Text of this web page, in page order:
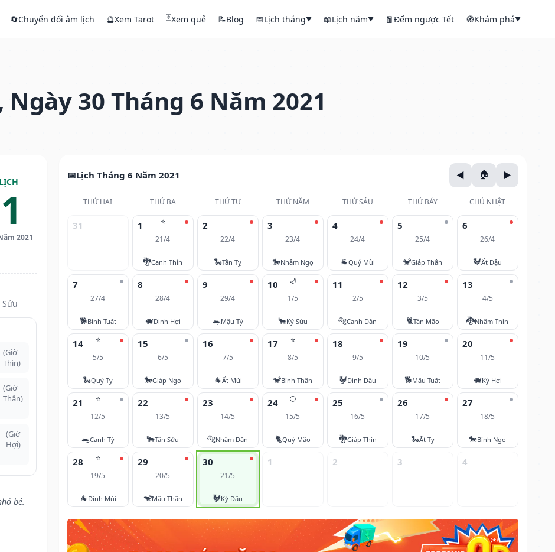
🔄Chuyển đổi âm lịch 🔮Xem Tarot 🃏Xem quẻ 📝Blog 📅Lịch tháng▼ 📖Lịch năm▼ 🧧Đếm ngược Tết 🧭Khám phá▼
30 Tháng 6 Năm 2021
2021
(Giờ
Thìn)
(Giờ
Thân)
(Giờ
Hợi)
bé.
Lịch Tháng 6 Năm 2021
THỨ HAI THỨ BA THỨ TƯ THỨ NĂM THỨ SÁU THỨ BẢY CHỦ NHẬT
31 ⭐
1
21/4
🐉Canh Thìn
2
22/4
🐍Tân Tỵ
3
23/4
🐎Nhâm Ngọ
4
24/4
🐐Quý Mùi
5
25/4
🐒Giáp Thân
6
26/4
🐓Ất Dậu
7
27/4
🐕Bính Tuất
8
28/4
🐖Đinh Hợi
9
29/4
🐀Mậu Tý
🌙
10
1/5
🐂Kỷ Sửu
11
2/5
🐅Canh Dần
12
3/5
🐈Tân Mão
13
4/5
🐉Nhâm Thìn
⭐
14
5/5
🐍Quý Tỵ
15
6/5
🐎Giáp Ngọ
16
7/5
🐐Ất Mùi
⭐
17
8/5
🐒Bính Thân
18
9/5
🐓Đinh Dậu
19
10/5
🐕Mậu Tuất
20
11/5
🐖Kỷ Hợi
⭐
21
12/5
🐀Canh Tý
22
13/5
🐂Tân Sửu
23
14/5
🐅Nhâm Dần
🌕
24
15/5
🐈Quý Mão
25
16/5
🐉Giáp Thìn
26
17/5
🐍Ất Tỵ
27
18/5
🐎Bính Ngọ
⭐
28
19/5
🐐Đinh Mùi
29
20/5
🐒Mậu Thân
30
21/5
🐓Kỷ Dậu
1 2 3 4